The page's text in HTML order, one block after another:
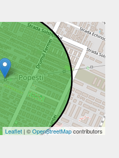
Leaflet | ©OpenStreetMapcontributors